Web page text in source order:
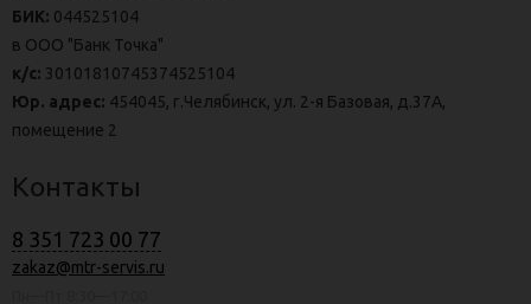
БИК: 044525104
в ООО "Банк Точка"
к/с: 30101810745374525104
Юр. адрес: 454045, г.Челябинск, ул. 2-я Базовая, д.37А,
помещение 2
Контакты
8 351 723 00 77
zakaz@mtr-servis.ru